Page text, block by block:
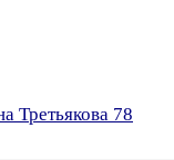
Третьякова 78